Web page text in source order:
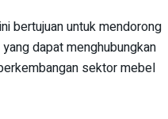
bertujuan untuk mendorong
dapat menghubungkan
sektor mebel